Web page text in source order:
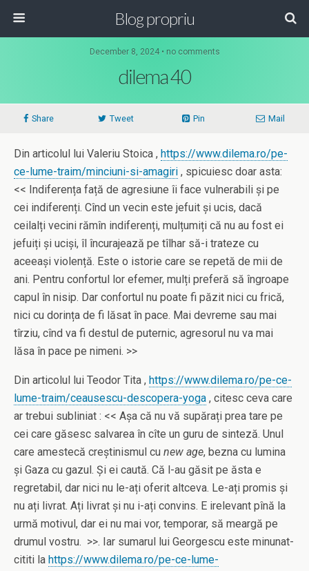
Blog propriu
December 8, 2024 • no comments
dilema 40
Share Tweet Pin Mail
Din articolul lui Valeriu Stoica , https://www.dilema.ro/pe-
ce-lume-traim/minciuni-si-amagiri , spicuiesc doar asta:
<< Indiferența față de agresiune îi face vulnerabili și pe
cei indiferenți. Cînd un vecin este jefuit și ucis, dacă
ceilalți vecini rămîn indiferenți, mulțumiți că nu au fost ei
jefuiți și uciși, îl încurajează pe tîlhar să-i trateze cu
aceeași violență. Este o istorie care se repetă de mii de
ani. Pentru confortul lor efemer, mulți preferă să îngroape
capul în nisip. Dar confortul nu poate fi păzit nici cu frică,
nici cu dorința de fi lăsat în pace. Mai devreme sau mai
tîrziu, cînd va fi destul de puternic, agresorul nu va mai
lăsa în pace pe nimeni. >>
Din articolul lui Teodor Tita , https://www.dilema.ro/pe-ce-
lume-traim/ceausescu-descopera-yoga , citesc ceva care
ar trebui subliniat : << Așa că nu vă supărați prea tare pe
cei care găsesc salvarea în cîte un guru de sinteză. Unul
care amestecă creștinismul cu new age, bezna cu lumina
și Gaza cu gazul. Și ei caută. Că l-au găsit pe ăsta e
regretabil, dar nici nu le-ați oferit altceva. Le-ați promis și
nu ați livrat. Ați livrat și nu i-ați convins. E irelevant pînă la
urmă motivul, dar ei nu mai vor, temporar, să meargă pe
drumul vostru. >>. Iar sumarul lui Georgescu este minunat-
cititi la https://www.dilema.ro/pe-ce-lume-